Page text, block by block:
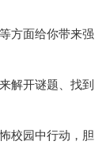
方面给你带来强
解开谜题、找到
校园中行动，胆